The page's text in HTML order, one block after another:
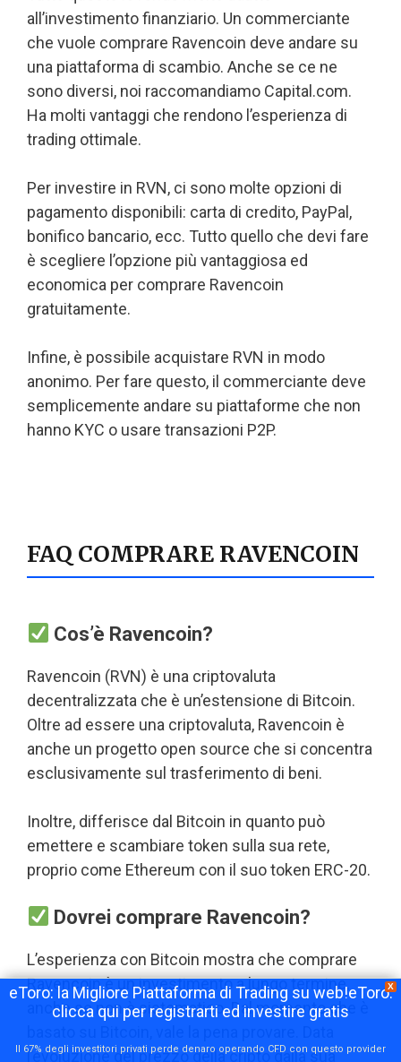
all’investimento finanziario. Un commerciante
che vuole comprare Ravencoin deve andare su
una piattaforma di scambio. Anche se ce ne
sono diversi, noi raccomandiamo Capital.com.
Ha molti vantaggi che rendono l’esperienza di
trading ottimale.
Per investire in RVN, ci sono molte opzioni di
pagamento disponibili: carta di credito, PayPal,
bonifico bancario, ecc. Tutto quello che devi fare
è scegliere l’opzione più vantaggiosa ed
economica per comprare Ravencoin
gratuitamente.
Infine, è possibile acquistare RVN in modo
anonimo. Per fare questo, il commerciante deve
semplicemente andare su piattaforme che non
hanno KYC o usare transazioni P2P.
FAQ COMPRARE RAVENCOIN
Cos’è Ravencoin?
Ravencoin (RVN) è una criptovaluta
decentralizzata che è un’estensione di Bitcoin.
Oltre ad essere una criptovaluta, Ravencoin è
anche un progetto open source che si concentra
esclusivamente sul trasferimento di beni.
Inoltre, differisce dal Bitcoin in quanto può
emettere e scambiare token sulla sua rete,
proprio come Ethereum con il suo token ERC-20.
Dovrei comprare Ravencoin?
L’esperienza con Bitcoin mostra che comprare
Ravencoin è un investimento a lungo termine,
anche se non è sistematico. Dal momento che è
l’evoluzione del prezzo della cripto dalla sua
X
eToro: la Migliore Piattaforma di Trading su web!eToro:
clicca qui per registrarti ed investire gratis
Il 67% degli investitori privati perde denaro operando CFD con questo provider